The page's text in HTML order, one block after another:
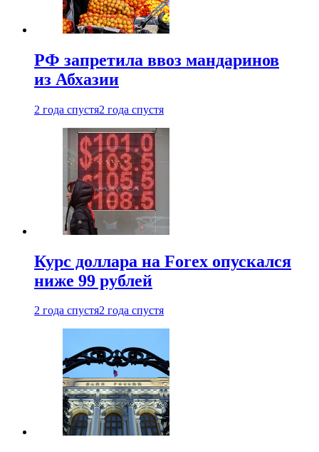
РФ запретила ввоз мандаринов
из Абхазии
2 года спустя2 года спустя
Курс доллара на Forex опускался
ниже 99 рублей
2 года спустя2 года спустя